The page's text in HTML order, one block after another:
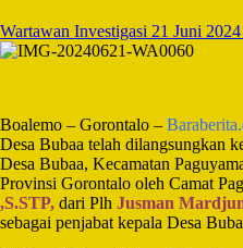
Wartawan Investigasi 21 Juni 2024
Boalemo – Gorontalo –
Desa Bubaa telah dilangsungkan
Desa Bubaa, Kecamatan
Provinsi Gorontalo oleh Camat
,S.STP, dari Plh Jusman
sebagai penjabat kepala Desa